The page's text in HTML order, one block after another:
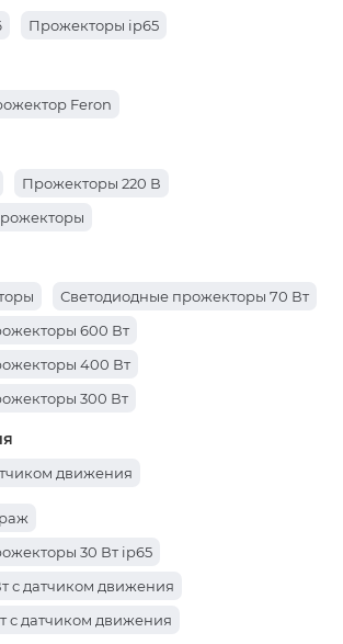
Прожекторы ip65
Feron
Прожекторы 220 В
Светодиодные прожекторы 70 Вт
600 Вт
400 Вт
300 Вт
500 Вт
200 Вт
движения
30 Вт ip65
с датчиком движения
с датчиком движения